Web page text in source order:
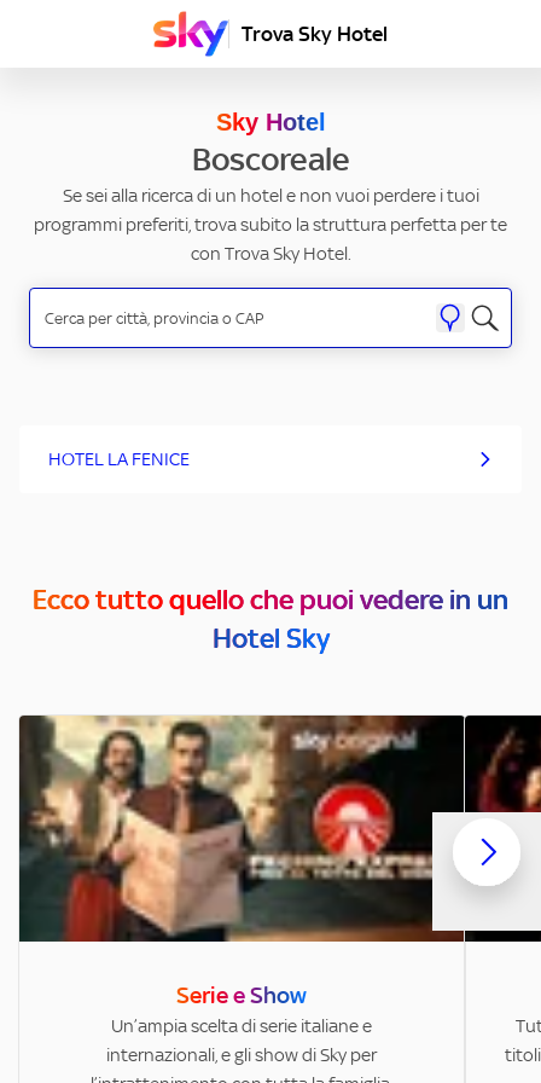
Trova Sky Hotel
Sky Hotel
Boscoreale
Se sei alla ricerca di un hotel e non vuoi perdere i tuoi
programmi preferiti, trova subito la struttura perfetta per te
con Trova Sky Hotel.
HOTEL LA FENICE
Ecco tutto quello che puoi vedere in un
Hotel Sky
Serie e Show
Un’ampia scelta di serie italiane e
internazionali, e gli show di Sky per
titoli